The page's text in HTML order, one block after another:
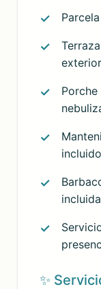
incluido
✨